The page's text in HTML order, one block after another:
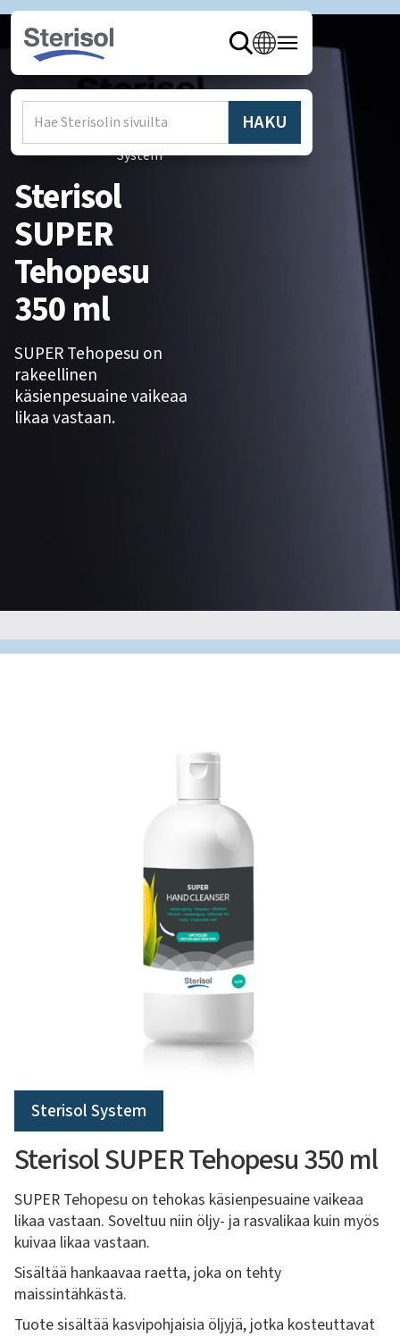
System
Sterisol
SUPER
Tehopesu
350 ml
SUPER Tehopesu on
rakeellinen
käsienpesuaine vaikeaa
likaa vastaan.
Sterisol System
Sterisol SUPER Tehopesu 350 ml
SUPER Tehopesu on tehokas käsienpesuaine vaikeaa
likaa vastaan. Soveltuu niin öljy- ja rasvalikaa kuin myös
kuivaa likaa vastaan.
Sisältää hankaavaa raetta, joka on tehty
maissintähkästä.
Tuote sisältää kasvipohjaisia öljyjä, jotka kosteuttavat